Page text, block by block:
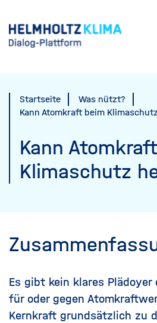
zum
Inhalt
Startseite
Was nützt?
Kann Atomkraft beim
Kann
Klimaschutz
Es gibt kein klares
für oder gegen
Kernkraft grundsätzlich zu